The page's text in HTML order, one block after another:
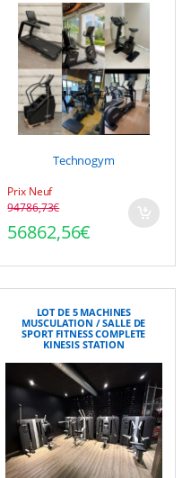
Technogym
Prix Neuf
94786,73€
Le prix initial était :
56862,56€
Le prix actuel est :
LOT DE 5 MACHINES
MUSCULATION / SALLE DE
SPORT FITNESS COMPLETE
KINESIS STATION